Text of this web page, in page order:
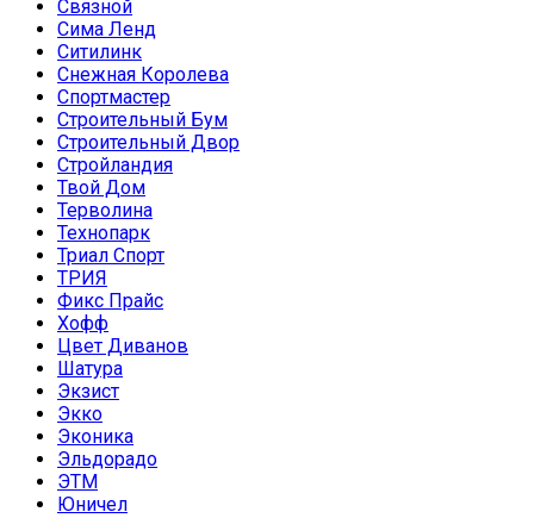
Связной
Сима Ленд
Ситилинк
Снежная Королева
Спортмастер
Строительный Бум
Строительный Двор
Стройландия
Твой Дом
Терволина
Технопарк
Триал Спорт
ТРИЯ
Фикс Прайс
Хофф
Цвет Диванов
Шатура
Экзист
Экко
Эконика
Эльдорадо
ЭТМ
Юничел